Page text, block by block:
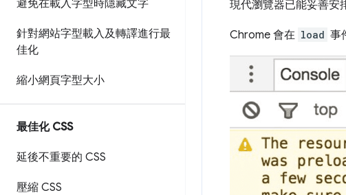
避免在載入字型時隱藏文字
針對網站字型載入及轉譯進行最
佳化
縮小網頁字型大小
最佳化 CSS
延後不重要的 CSS
壓縮 CSS
現代瀏覽器已能妥善安
Chrome 會在 load 事